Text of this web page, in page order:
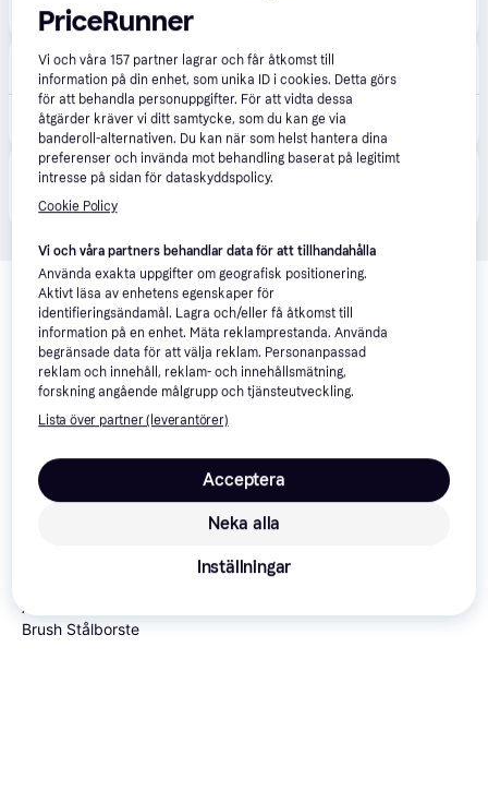
YATO YT-08195 Rengöringsborste
Autodoc.se
YATO Rengöringsborste YT-08195
Produkten finns även hos 2 butiker
samarbeta med PriceRunner.
Relaterade produkter
Vi har plockat fram ett urval av produkter som kanske skulle
intressera dig. Visa alla
Trendande
ANZA Two-Hand Wire
Brush Stålborste
Trendande
Amio 02602
PriceRunner
Vi och våra157 partner lagrar och får åtkomst till
information på din enhet, som unika ID i cookies. Detta görs
för att behandla personuppgifter. För att vidta dessa
åtgärder kräver vi ditt samtycke, som du kan ge via
banderoll-alternativen. Du kan när som helst hantera dina
preferenser och invända mot behandling baserat på legitimt
intresse på sidan för dataskyddspolicy.
Cookie Policy
Vi och våra partners behandlar data för att tillhandahålla
Använda exakta uppgifter om geografisk positionering.
Aktivt läsa av enhetens egenskaper för
identifieringsändamål. Lagra och/eller få åtkomst till
information på en enhet. Mäta reklamprestanda. Använda
begränsade data för att välja reklam. Personanpassad
reklam och innehåll, reklam- och innehållsmätning,
forskning angående målgrupp och tjänsteutveckling.
Lista över partner (leverantörer)
Neka alla
Acceptera
Inställningar